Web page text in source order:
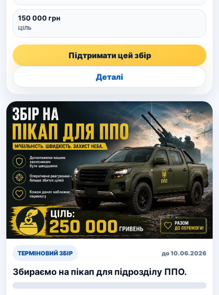
150 000 грн
ЦІЛЬ
Підтримати цей збір
Деталі
ТЕРМІНОВИЙ ЗБІР до 10.06.2026
Збираємо на пікап для підрозділу ППО.